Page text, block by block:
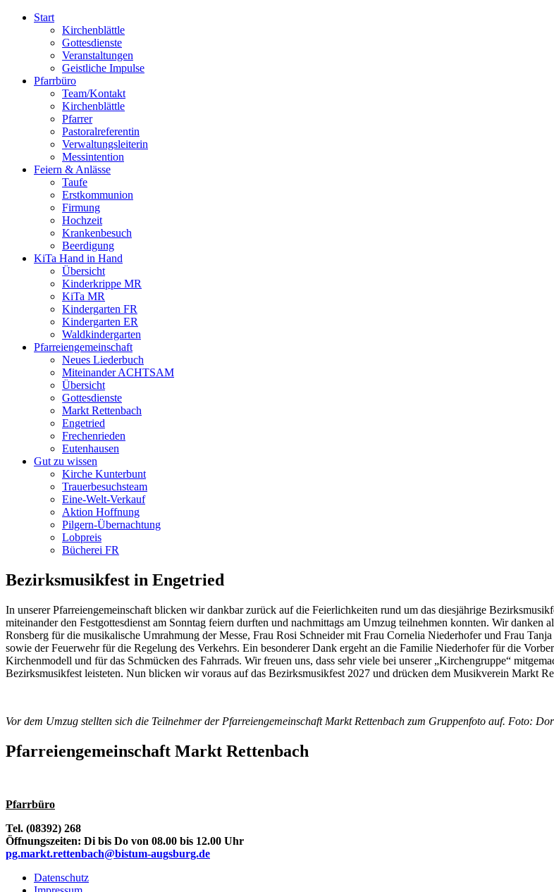
Start
Kirchenblättle
Gottesdienste
Veranstaltungen
Geistliche Impulse
Pfarrbüro
Team/Kontakt
Kirchenblättle
Pfarrer
Pastoralreferentin
Verwaltungsleiterin
Messintention
Feiern & Anlässe
Taufe
Erstkommunion
Firmung
Hochzeit
Krankenbesuch
Beerdigung
KiTa Hand in Hand
Übersicht
Kinderkrippe MR
KiTa MR
Kindergarten FR
Kindergarten ER
Waldkindergarten
Pfarreiengemeinschaft
Neues Liederbuch
Miteinander ACHTSAM
Übersicht
Gottesdienste
Markt Rettenbach
Engetried
Frechenrieden
Eutenhausen
Gut zu wissen
Kirche Kunterbunt
Trauerbesuchsteam
Eine-Welt-Verkauf
Aktion Hoffnung
Pilgern-Übernachtung
Lobpreis
Bücherei FR
Bezirksmusikfest in Engetried
In unserer Pfarreiengemeinschaft blicken wir dankbar zurück auf die Feierlichkeiten rund um das diesjährige
miteinander den Festgottesdienst am Sonntag feiern durften und nachmittags am Umzug teilnehmen konnten. Wir
Ronsberg für die musikalische Umrahmung der Messe, Frau Rosi Schneider mit Frau Cornelia Niederhofer und Frau
sowie der Feuerwehr für die Regelung des Verkehrs. Ein besonderer Dank ergeht an die Familie Niederhofer für die
Kirchenmodell und für das Schmücken des Fahrrads. Wir freuen uns, dass sehr viele bei unserer „Kirchengruppe“
Bezirksmusikfest leisteten. Nun blicken wir voraus auf das Bezirksmusikfest 2027 und drücken dem Musikverein Markt
Vor dem Umzug stellten sich die Teilnehmer der Pfarreiengemeinschaft Markt Rettenbach zum Gruppenfoto auf. Foto:
Pfarreiengemeinschaft Markt Rettenbach
Pfarrbüro
Tel. (08392) 268
Öffnungszeiten: Di bis Do von 08.00 bis 12.00 Uhr
pg.markt.rettenbach@bistum-augsburg.de
Datenschutz